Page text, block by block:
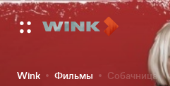
Wink Фильмы Собачница